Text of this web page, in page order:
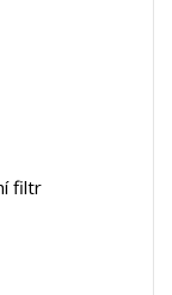
filtr